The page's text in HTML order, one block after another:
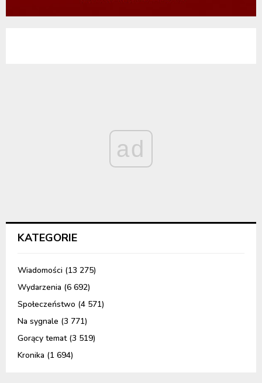
ad
KATEGORIE
Wiadomości (13 275)
Wydarzenia (6 692)
Społeczeństwo (4 571)
Na sygnale (3 771)
Gorący temat(3 519)
Kronika (1 694)